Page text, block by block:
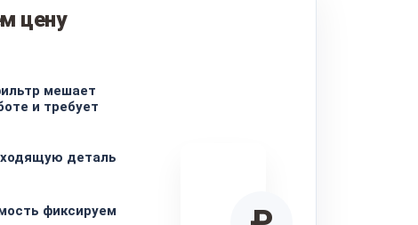
цену
мешает
и требует
деталь
фиксируем